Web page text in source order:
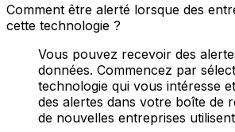
Comment être alerté lorsque des
cette technologie ?
Vous pouvez recevoir des
données. Commencez par
technologie qui vous intéresse
des alertes dans votre boîte de
de nouvelles entreprises